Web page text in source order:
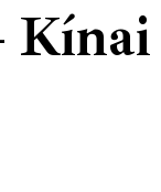
Kínai